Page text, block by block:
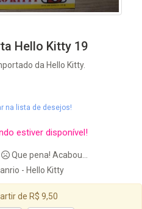
Hello Kitty 19
da Hello Kitty.
na lista de desejos!
estiver disponível!
Que pena! Acabou...
- Hello Kitty
de R$ 9,50